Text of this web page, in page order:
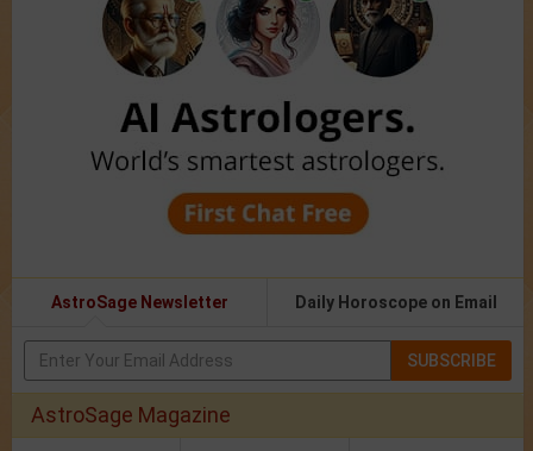
AstroSage Newsletter Daily Horoscope on Email
SUBSCRIBE
AstroSage Magazine